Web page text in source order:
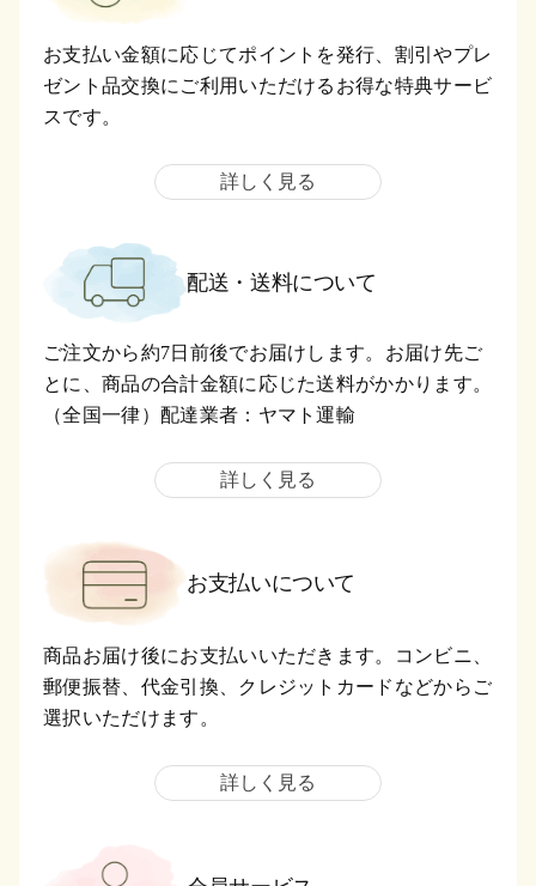
お支払い金額に応じてポイントを発行、割引やプレ
ゼント品交換にご利用いただけるお得な特典サービ
スです。
詳しく見る
配送・送料について
ご注文から約7日前後でお届けします。お届け先ご
とに、商品の合計金額に応じた送料がかかります。
（全国一律）配達業者：ヤマト運輸
詳しく見る
お支払いについて
商品お届け後にお支払いいただきます。コンビニ、
郵便振替、代金引換、クレジットカードなどからご
選択いただけます。
詳しく見る